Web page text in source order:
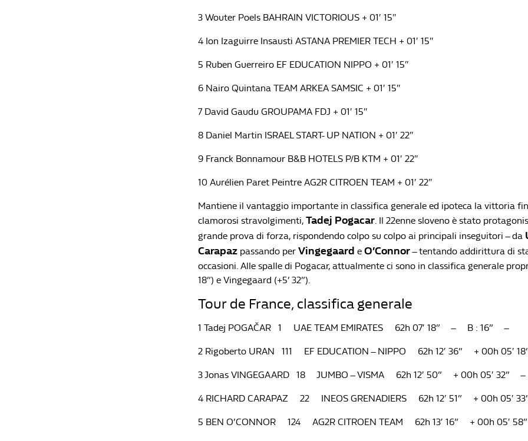
3 Wouter Poels BAHRAIN VICTORIOUS + 01′ 15″
4 Ion Izaguirre Insausti ASTANA PREMIER TECH + 01′ 15″
5 Ruben Guerreiro EF EDUCATION NIPPO + 01′ 15″
6 Nairo Quintana TEAM ARKEA SAMSIC + 01′ 15″
7 David Gaudu GROUPAMA FDJ + 01′ 15″
8 Daniel Martin ISRAEL START- UP NATION + 01′ 22″
9 Franck Bonnamour B&B HOTELS P/B KTM + 01′ 22″
10 Aurélien Paret Peintre AG2R CITROEN TEAM + 01′ 22″
Mantiene il vantaggio importante in classifica generale ed ipoteca la vittoria
clamorosi stravolgimenti, Tadej Pogacar. Il 22enne sloveno è stato
grande prova di forza, rispondendo colpo su colpo ai principali inseguitori – da
Carapaz passando per Vingegaard e O’Connor– tentando addirittura di
occasioni. Alle spalle di Pogacar, attualmente ci sono in classifica generale
18”) e Vingegaard (+5’ 32”).
Tour de France, classifica generale
1 Tadej POGAČAR 1 UAE TEAM EMIRATES 62h 07′ 18” – B : 16” –
2 Rigoberto URAN 111 EF EDUCATION – NIPPO 62h 12′ 36” + 00h
3 Jonas VINGEGAARD 18 JUMBO – VISMA 62h 12′ 50” + 00h 05′ 32”
4 RICHARD CARAPAZ 22 INEOS GRENADIERS 62h 12′ 51” + 00h 05′
5 BEN O’CONNOR 124 AG2R CITROEN TEAM 62h 13′ 16” + 00h 05′